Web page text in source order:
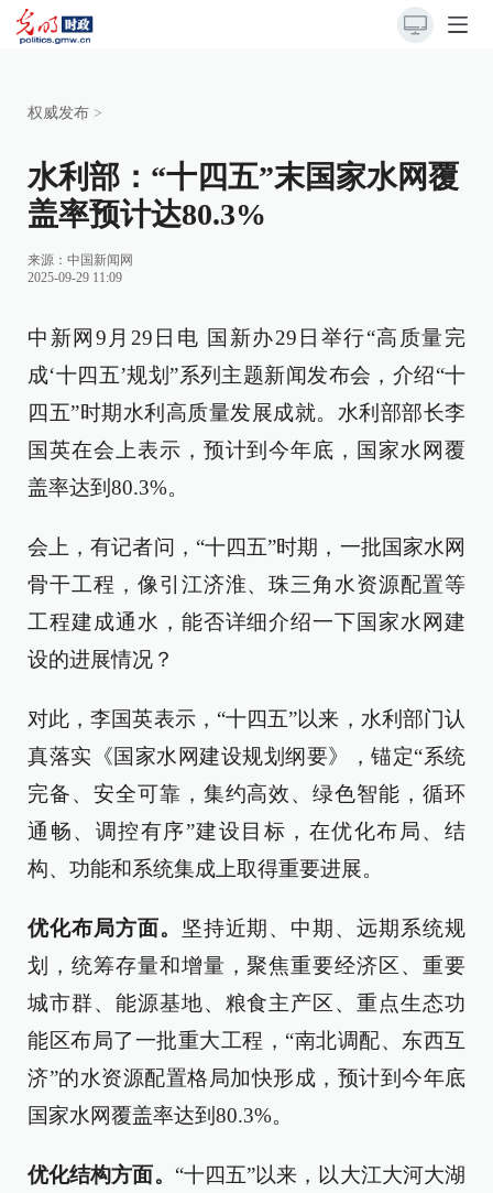
权威发布 >
水利部：“十四五”末国家水网覆
盖率预计达80.3%
来源： 中国新闻网
2025-09-29 11:09
中新网9月29日电 国新办29日举行“高质量完
成‘十四五’规划”系列主题新闻发布会，介绍“十
四五”时期水利高质量发展成就。水利部部长李
国英在会上表示，预计到今年底，国家水网覆
盖率达到80.3%。
会上，有记者问，“十四五”时期，一批国家水网
骨干工程，像引江济淮、珠三角水资源配置等
工程建成通水，能否详细介绍一下国家水网建
设的进展情况？
对此，李国英表示，“十四五”以来，水利部门认
真落实《国家水网建设规划纲要》，锚定“系统
完备、安全可靠，集约高效、绿色智能，循环
通畅、调控有序”建设目标，在优化布局、结
构、功能和系统集成上取得重要进展。
优化布局方面。
坚持近期、中期、远期系统规
划，统筹存量和增量，聚焦重要经济区、重要
城市群、能源基地、粮食主产区、重点生态功
能区布局了一批重大工程，“南北调配、东西互
济”的水资源配置格局加快形成，预计到今年底
国家水网覆盖率达到80.3%。
优化结构方面。 “十四五”以来，以大江大河大湖